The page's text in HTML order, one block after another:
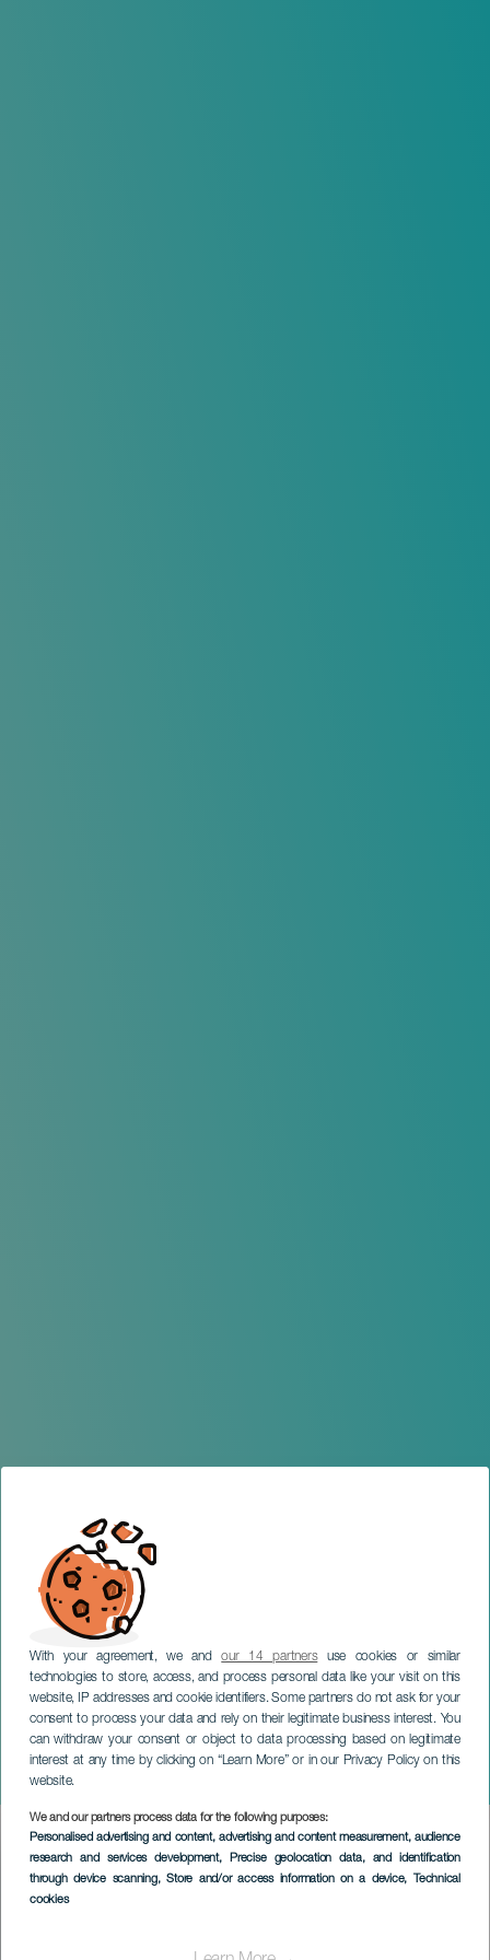
With your agreement, we andour 14 partnersuse cookies or similar
technologies to store, access, and process personal data like your visit on this
website, IP addresses and cookie identifiers. Some partners do not ask for your
consent to process your data and rely on their legitimate business interest. You
can withdraw your consent or object to data processing based on legitimate
interest at any time by clicking on “Learn More” or in our Privacy Policy on this
website.
We and our partners process data for the following purposes:
Personalised advertising and content, advertising and content measurement, audience
research and services development, Precise geolocation data, and identification
through device scanning, Store and/or access information on a device, Technical
cookies
XIII Gala Adelante
GRAN CANARIA
Imagen
Listado